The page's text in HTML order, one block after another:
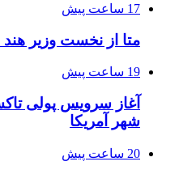
17 ساعت پیش
متا از نخست وزیر
19 ساعت پیش
آغاز سرویس پولی
شهر آمریکا
20 ساعت پیش